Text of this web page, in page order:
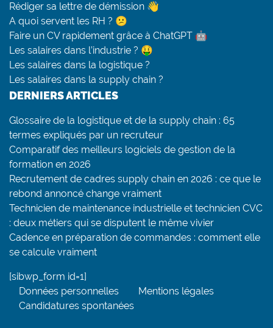
Rédiger sa lettre de démission 👋
A quoi servent les RH ? 😕
Faire un CV rapidement grâce à ChatGPT 🤖
Les salaires dans l’industrie ? 🤑
Les salaires dans la logistique ?
Les salaires dans la supply chain ?
DERNIERS ARTICLES
Glossaire de la logistique et de la supply chain : 65
termes expliqués par un recruteur
Comparatif des meilleurs logiciels de gestion de la
formation en 2026
Recrutement de cadres supply chain en 2026 : ce que le
rebond annoncé change vraiment
Technicien de maintenance industrielle et technicien CVC
: deux métiers qui se disputent le même vivier
Cadence en préparation de commandes : comment elle
se calcule vraiment
[sibwp_form id=1]
Données personnelles
Mentions légales
Candidatures spontanées